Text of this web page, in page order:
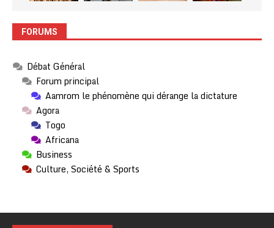
FORUMS
Débat Général
Forum principal
Aamrom le phénomène qui dérange la dictature
Agora
Togo
Africana
Business
Culture, Société & Sports